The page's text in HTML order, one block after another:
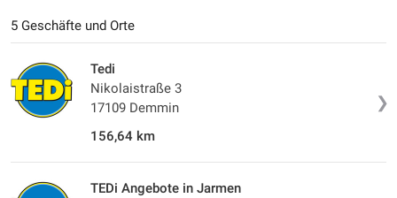
5 Geschäfte und Orte
❯
Tedi
Nikolaistraße 3
17109 Demmin
156,64 km
TEDi Angebote in Jarmen